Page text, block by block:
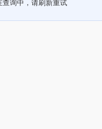
查询中，请刷新重试